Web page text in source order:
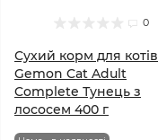
0
Сухий корм для котів
Gemon Cat Adult
Complete Тунeць з
лососем 400 г